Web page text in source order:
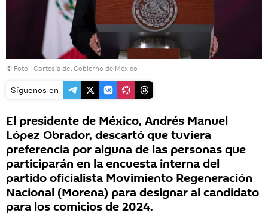
© Foto : Cortesía del Gobierno de México
Síguenos en
El presidente de México, Andrés Manuel
López Obrador, descartó que tuviera
preferencia por alguna de las personas que
participarán en la encuesta interna del
partido oficialista Movimiento Regeneración
Nacional (Morena) para designar al candidato
para los comicios de 2024.